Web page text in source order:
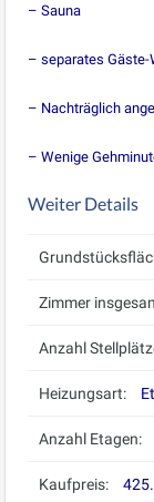
– Sauna
– separates Gäste-
– Nachträglich
– Wenige
Weiter Details
Zimmer
Anzahl
Heizungsart:
Anzahl Etagen:
Kaufpreis: